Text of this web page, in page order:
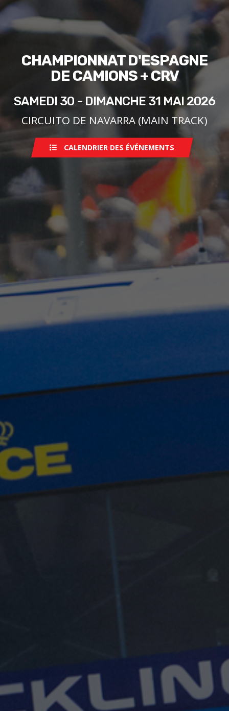
CHAMPIONNAT D'ESPAGNE
DE CAMIONS + CRV
SAMEDI 30 - DIMANCHE 31 MAI 2026
CIRCUITO DE NAVARRA (MAIN TRACK)
CALENDRIER DES ÉVÉNEMENTS